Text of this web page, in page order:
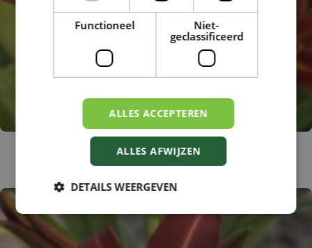
Daglelie
Hemerocallis 'Crimson Pirate'
Functioneel
Niet-
geclassificeerd
ALLES ACCEPTEREN
ALLES AFWIJZEN
DETAILS WEERGEVEN